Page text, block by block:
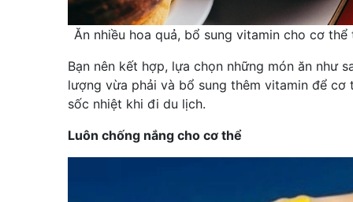
Ăn nhiều hoa quả, bổ sung vitamin cho cơ thể
Bạn nên kết hợp, lựa chọn những món ăn như
lượng vừa phải và bổ sung thêm vitamin để cơ
sốc nhiệt khi đi du lịch.
Luôn chống nắng cho cơ thể